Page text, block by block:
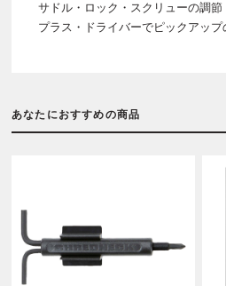
サドル・ロック・スクリューの調節
プラス・ドライバーでピックアッ
あなたにおすすめの商品